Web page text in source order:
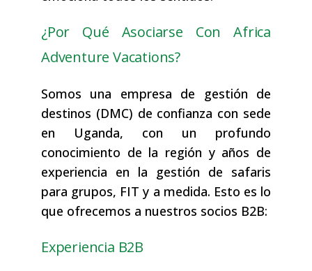
¿Por Qué Asociarse Con Africa
Adventure Vacations?
Somos una empresa de gestión de
destinos (DMC) de confianza con sede
en Uganda, con un profundo
conocimiento de la región y años de
experiencia en la gestión de safaris
para grupos, FIT y a medida. Esto es lo
que ofrecemos a nuestros socios B2B:
Experiencia B2B